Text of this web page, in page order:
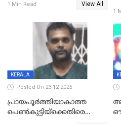
രൂക്ഷം
1 Min Read View All
1
KERALA
Posted On 23-12-2025
പ്രായപൂർത്തിയാകാത്ത
പെൺകുട്ടിയ്ക്കെതിരെ